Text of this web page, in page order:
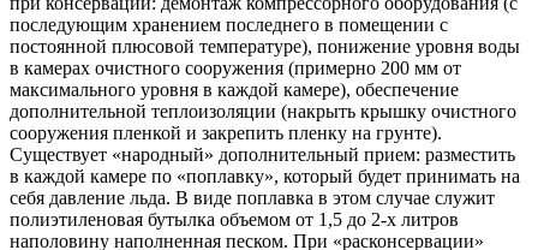
последующим хранением последнего в помещении с
постоянной плюсовой температуре), понижение уровня воды
в камерах очистного сооружения (примерно 200 мм от
максимального уровня в каждой камере), обеспечение
дополнительной теплоизоляции (накрыть крышку очистного
сооружения пленкой и закрепить пленку на грунте).
Существует «народный» дополнительный прием: разместить
в каждой камере по «поплавку», который будет принимать на
себя давление льда. В виде поплавка в этом случае служит
полиэтиленовая бутылка объемом от 1,5 до 2-х литров
наполовину наполненная песком. При «расконсервации»